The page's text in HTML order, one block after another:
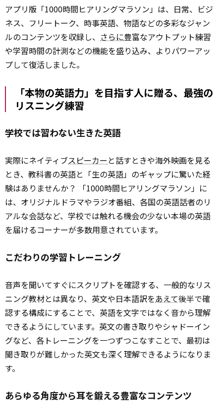
アプリ版「1000時間ヒアリングマラソン」は、日常、ビジ
ネス、フリートーク、時事英語、物語などの多彩なジャン
ルのコンテンツを収録し、 さらに豊富なアウトプット練習
や学習時間の計測などの機能を盛り込み、よりパワーアッ
プして復活しました。
「本物の英語力」を目指す人に贈る、最強の
リスニング練習
学校では習わない生きた英語
実際にネイティブスピーカー と話すときや海外映画を見る
とき、教科書の英語と「生の英語」のギャップに驚いた経
験はありませんか？ 「1000時間ヒアリングマラソン」に
は、オリジナルドラマやラジオ番組、各国の英語話者のリ
アルな会話など、学校では触れる機会の少ない本場の英語
を届けるコーナーが多数用意されています。
こだわりの学習トレーニング
音声を聞いてすぐにスクリプトを確認する、一般的なリス
ニング教材とは異なり、英文や日本語訳をあえて後半で確
認する構成にすることで、英語を文字ではなく音から理解
できるようにしています。英文の書き取りやシャドーイン
グなど、各トレーニングを一つずつこなすことで、最初は
聞き取りが難しかった英文も深く理解できるようになりま
す。
あらゆる角度から耳を鍛える豊富なコンテンツ